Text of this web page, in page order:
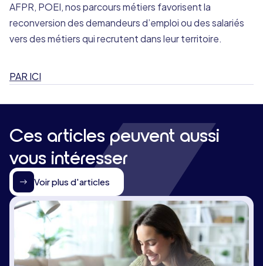
AFPR, POEI, nos parcours métiers favorisent la
reconversion des demandeurs d’emploi ou des salariés
vers des métiers qui recrutent dans leur territoire.
PAR ICI
Ces articles peuvent aussi
vous intéresser
Voir plus d'articles